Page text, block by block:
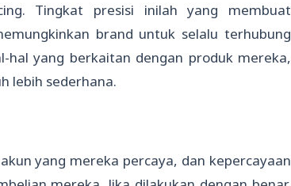
Tingkat presisi inilah yang membuat
brand untuk selalu terhubung
yang berkaitan dengan produk mereka,
lebih sederhana.
yang mereka percaya, dan kepercayaan